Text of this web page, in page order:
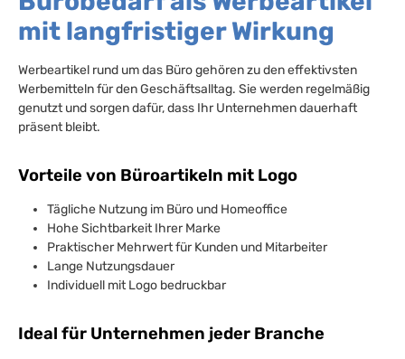
mit langfristiger Wirkung
Werbeartikel rund um das Büro gehören zu den effektivsten
Werbemitteln für den Geschäftsalltag. Sie werden regelmäßig
genutzt und sorgen dafür, dass Ihr Unternehmen dauerhaft
präsent bleibt.
Vorteile von Büroartikeln mit Logo
Tägliche Nutzung im Büro und Homeoffice
Hohe Sichtbarkeit Ihrer Marke
Praktischer Mehrwert für Kunden und Mitarbeiter
Lange Nutzungsdauer
Individuell mit Logo bedruckbar
Ideal für Unternehmen jeder Branche